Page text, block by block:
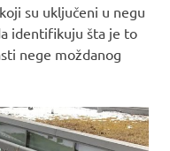
su uključeni u negu
identifikuju šta je to
nege moždanog